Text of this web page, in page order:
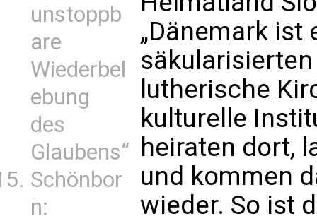
unstoppb
are
Wiederbel
ebung
des
Glaubens“
Schönbor
n:
„Dänemark
lutherische
kulturelle
heiraten dort,
und kommen
wieder. So ist